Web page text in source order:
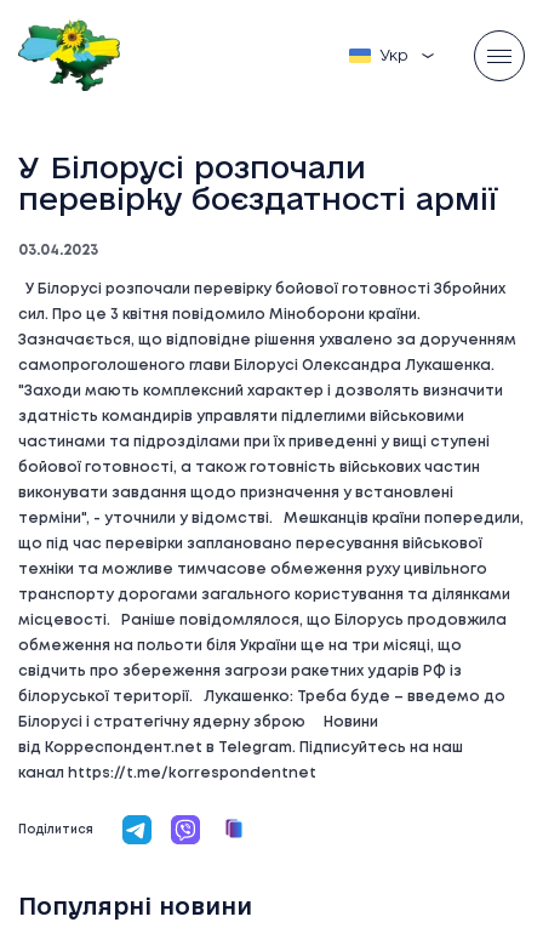
Українська
У Білорусі розпочали
перевірку боєздатності армії
03.04.2023
У Білорусі розпочали перевірку бойової готовності Збройних
сил. Про це 3 квітня повідомило Міноборони країни.
Зазначається, що відповідне рішення ухвалено за дорученням
самопроголошеного глави Білорусі Олександра Лукашенка.
"Заходи мають комплексний характер і дозволять визначити
здатність командирів управляти підлеглими військовими
частинами та підрозділами при їх приведенні у вищі ступені
бойової готовності, а також готовність військових частин
виконувати завдання щодо призначення у встановлені
терміни", - уточнили у відомстві. Мешканців країни попередили,
що під час перевірки заплановано пересування військової
техніки та можливе тимчасове обмеження руху цивільного
транспорту дорогами загального користування та ділянками
місцевості. Раніше повідомлялося, що Білорусь продовжила
обмеження на польоти біля України ще на три місяці, що
свідчить про збереження загрози ракетних ударів РФ із
білоруської території. Лукашенко: Треба буде – введемо до
Білорусі і стратегічну ядерну зброю Новини
від Корреспондент.net в Telegram. Підписуйтесь на наш
канал https://t.me/korrespondentnet
Поділитися
Популярні новини